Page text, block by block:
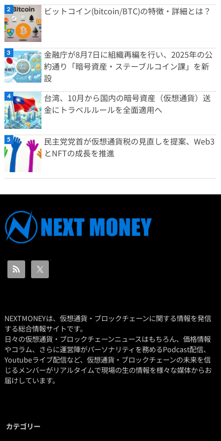
ビットコイン(bitcoin/BTC)の特徴・詳細とは？
金融庁が8月7日に組織再編を行い、2025年の公
約通り「暗号資産・ステーブルコイン課」を新
設
台湾、10月から国内の暗号資産（仮想通貨）送
金にトラベルルールを全面適用へ
民主党党首が仮想通貨税の見直しを提案、Web3
とNFTの成長を推進
NEXTMONEYは、仮想通貨・ブロックチェーンに関する情報を発信
する総合情報サイトです。
日々の仮想通貨・ブロックチェーンニュースはもちろん、価格情報
やコラム、さらに運営陣がパーソナリティを務めるPodcast配信、
Youtubeライブ配信など、仮想通貨・ブロックチェーンの未来を信
じるメンバーがリアルタイムで現場の生の情報を様々な媒体からお
届けしています。
カテゴリー